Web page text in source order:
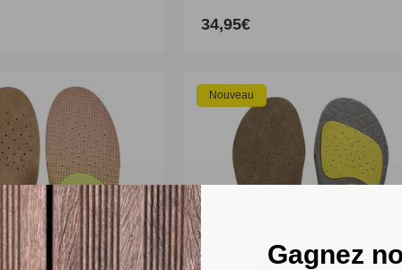
Prix
34,95€
Prix
34,95€
Nouveau
Gagnez